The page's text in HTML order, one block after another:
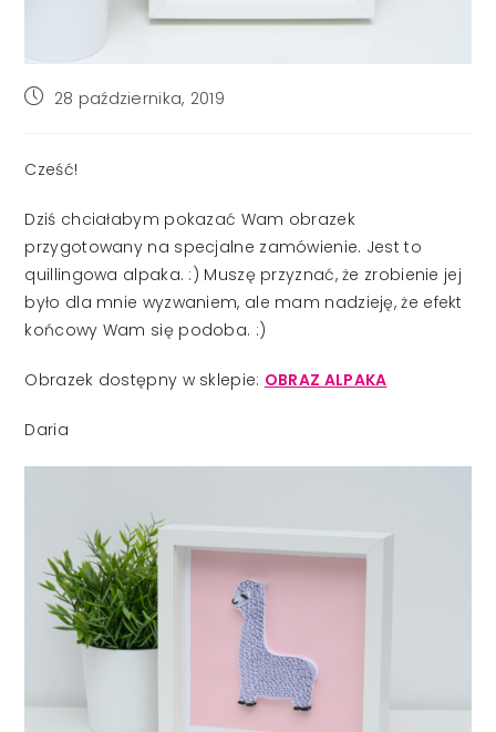
Post28 października, 2019
Cześć!
Dziś chciałabym pokazać Wam obrazek
przygotowany na specjalne zamówienie. Jest to
quillingowa alpaka. :) Muszę przyznać, że zrobienie jej
było dla mnie wyzwaniem, ale mam nadzieję, że efekt
końcowy Wam się podoba. :)
Obrazek dostępny w sklepie: OBRAZ ALPAKA
Daria